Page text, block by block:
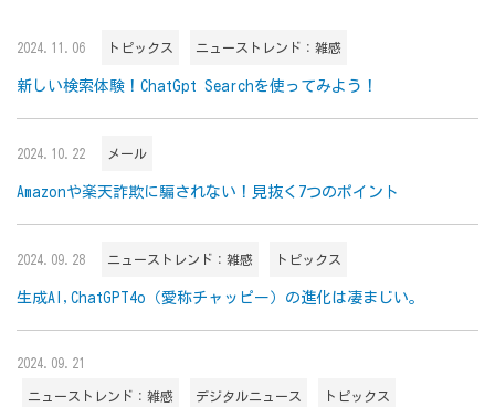
2024.11.06 トピックス ニューストレンド：雑感
新しい検索体験！ChatGpt Searchを使ってみよう！
2024.10.22 メール
Amazonや楽天詐欺に騙されない！見抜く7つのポイント
2024.09.28 ニューストレンド：雑感 トピックス
生成AI,ChatGPT4o（愛称チャッピー）の進化は凄まじい。
2024.09.21
ニューストレンド：雑感 デジタルニュース トピックス